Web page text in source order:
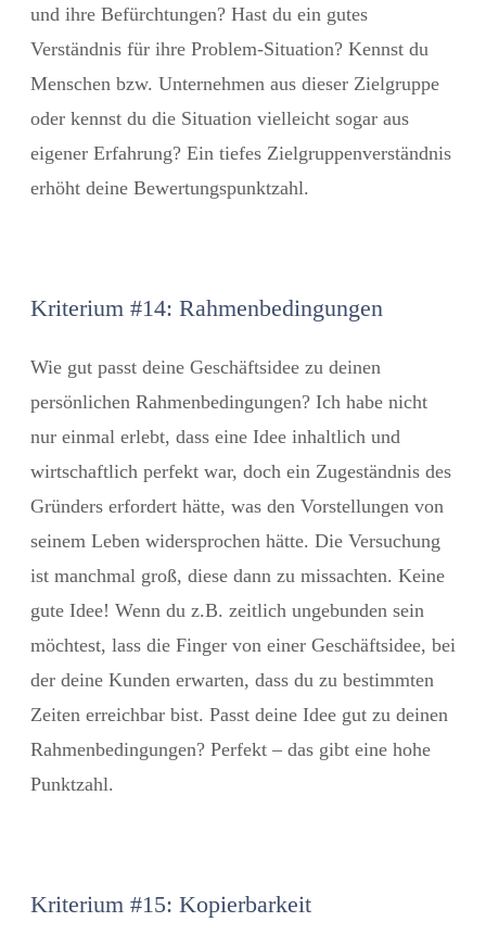
und ihre Befürchtungen? Hast du ein gutes
Verständnis für ihre Problem-Situation? Kennst du
Menschen bzw. Unternehmen aus dieser Zielgruppe
oder kennst du die Situation vielleicht sogar aus
eigener Erfahrung? Ein tiefes Zielgruppenverständnis
erhöht deine Bewertungspunktzahl.
Kriterium #14: Rahmenbedingungen
Wie gut passt deine Geschäftsidee zu deinen
persönlichen Rahmenbedingungen? Ich habe nicht
nur einmal erlebt, dass eine Idee inhaltlich und
wirtschaftlich perfekt war, doch ein Zugeständnis des
Gründers erfordert hätte, was den Vorstellungen von
seinem Leben widersprochen hätte. Die Versuchung
ist manchmal groß, diese dann zu missachten. Keine
gute Idee! Wenn du z.B. zeitlich ungebunden sein
möchtest, lass die Finger von einer Geschäftsidee, bei
der deine Kunden erwarten, dass du zu bestimmten
Zeiten erreichbar bist. Passt deine Idee gut zu deinen
Rahmenbedingungen? Perfekt – das gibt eine hohe
Punktzahl.
Kriterium #15: Kopierbarkeit